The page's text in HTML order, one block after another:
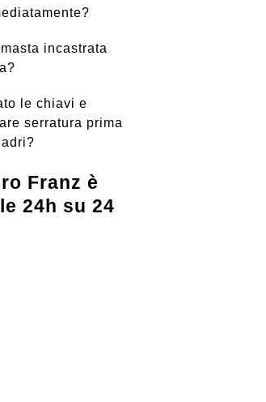
incastrata
le chiavi e
serratura prima
Franz è
24h su 24